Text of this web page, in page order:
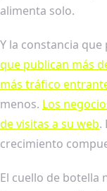
alimenta solo.
Y la constancia
que publican más
más tráfico
menos. Los
de visitas a su web.
crecimiento
El cuello de botella